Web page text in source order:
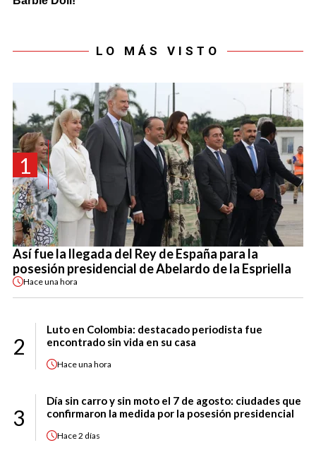
LO MÁS VISTO
1
Así fue la llegada del Rey de España para la
posesión presidencial de Abelardo de la Espriella
Haceuna hora
2
Luto en Colombia: destacado periodista fue
encontrado sin vida en su casa
Haceuna hora
3
Día sin carro y sin moto el 7 de agosto: ciudades que
confirmaron la medida por la posesión presidencial
Hace2 días